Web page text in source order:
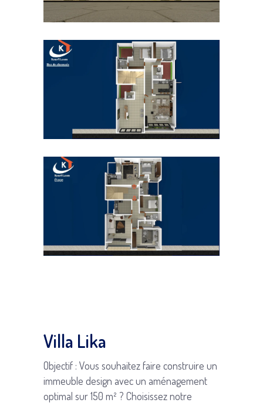
Villa Lika
Objectif : Vous souhaitez faire construire un
immeuble design avec un aménagement
optimal sur 150 m² ? Choisissez notre